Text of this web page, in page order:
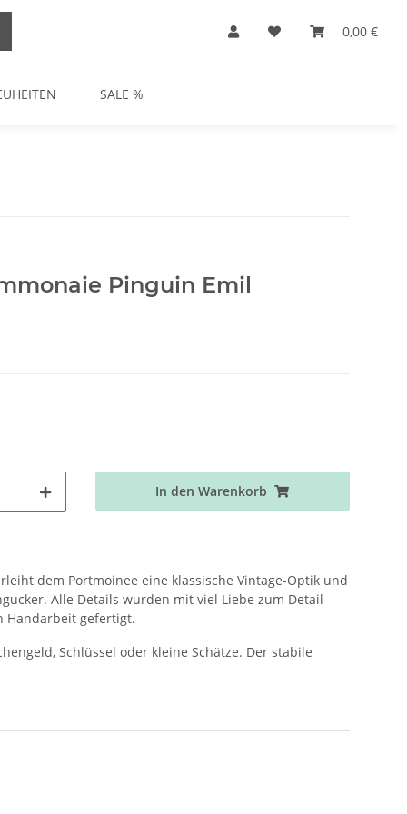
0,00 €
SALE %
Pinguin Emil
In den Warenkorb
dem Portmoinee eine klassische Vintage-Optik und
Alle Details wurden mit viel Liebe zum Detail
Handarbeit gefertigt.
Schlüssel oder kleine Schätze. Der stabile